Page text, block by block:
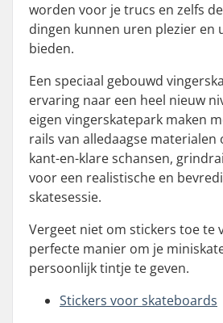
worden voor je trucs en zelfs
dingen kunnen uren plezier en
bieden.
Een speciaal gebouwd
ervaring naar een heel nieuw
eigen vingerskatepark maken
rails van alledaagse materialen
kant-en-klare schansen,
voor een realistische en
skatesessie.
Vergeet niet om stickers toe te
perfecte manier om je
persoonlijk tintje te geven.
Stickers voor skateboards